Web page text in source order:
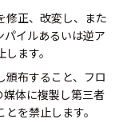
修正、改変し、また
パイルあるいは逆ア
ます。
布すること、フロ
媒体に複製し第三者
を禁止します。